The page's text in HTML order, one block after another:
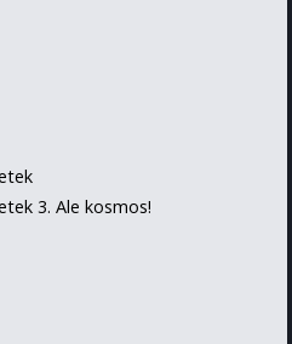
3. Ale kosmos!